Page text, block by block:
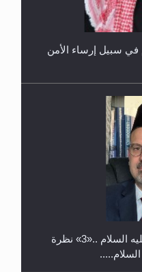
بنيجيريا لعام
في سبيل إرساء الأمن
رأيٌ في لغة المسيح الموعود عليه السلام ..«3» نظرة